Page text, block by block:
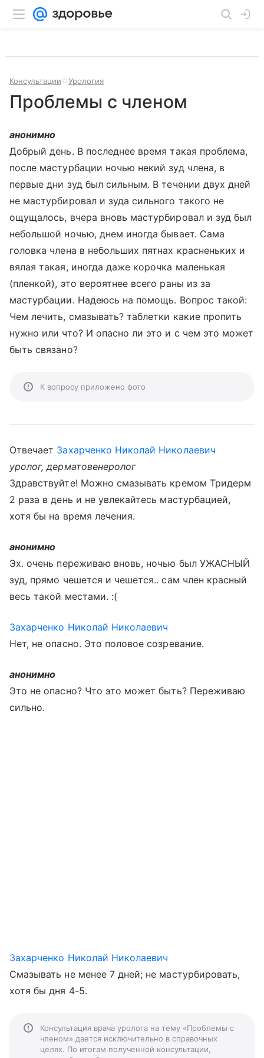
Консультации Урология
Проблемы с членом
анонимно
Добрый день. В последнее время такая проблема,
после мастурбации ночью некий зуд члена, в
первые дни зуд был сильным. В течении двух дней
не мастурбировал и зуда сильного такого не
ощущалось, вчера вновь мастурбировал и зуд был
небольшой ночью, днем иногда бывает. Сама
головка члена в небольших пятнах красненьких и
вялая такая, иногда даже корочка маленькая
(пленкой), это вероятнее всего раны из за
мастурбации. Надеюсь на помощь. Вопрос такой:
Чем лечить, смазывать? таблетки какие пропить
нужно или что? И опасно ли это и с чем это может
быть связано?
К вопросу приложено фото
Отвечает Захарченко Николай Николаевич
уролог, дерматовенеролог
Здравствуйте! Можно смазывать кремом Тридерм
2 раза в день и не увлекайтесь мастурбацией,
хотя бы на время лечения.
анонимно
Эх. очень переживаю вновь, ночью был УЖАСНЫЙ
зуд, прямо чешется и чешется.. сам член красный
весь такой местами. :(
Захарченко Николай Николаевич
Нет, не опасно. Это половое созревание.
анонимно
Это не опасно? Что это может быть? Переживаю
сильно.
Захарченко Николай Николаевич
Смазывать не менее 7 дней; не мастурбировать,
хотя бы дня 4-5.
Консультация врача уролога на тему «Проблемы с
членом» дается исключительно в справочных
целях. По итогам полученной консультации,